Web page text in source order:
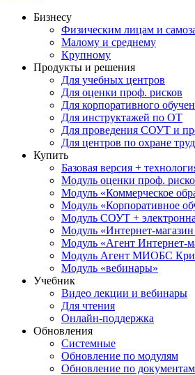
Бизнесу
Физическим лицам и
Малому и среднему
Крупному
Продукты и решения
Для учебных центров
Для оценки проф. рисков
Для корпоративного
Для инструктажей по ОТ
Для проведения СОУТ и
Для центров по охране
Купить
Базовая версия +
Модуль оценки проф.
Модуль «Коммерческое
Модуль «Корпоративное
Модуль СОУТ +
Модуль «Интернет-
Модуль «Агент Интернет-
Модуль Агент МИОБС
Модуль «вебинары»
Учебник
Видео лекции и вебинары
Для чтения
Онлайн-поддержка
Обновления
Системные
Обновление по модулям
Обновление по документам